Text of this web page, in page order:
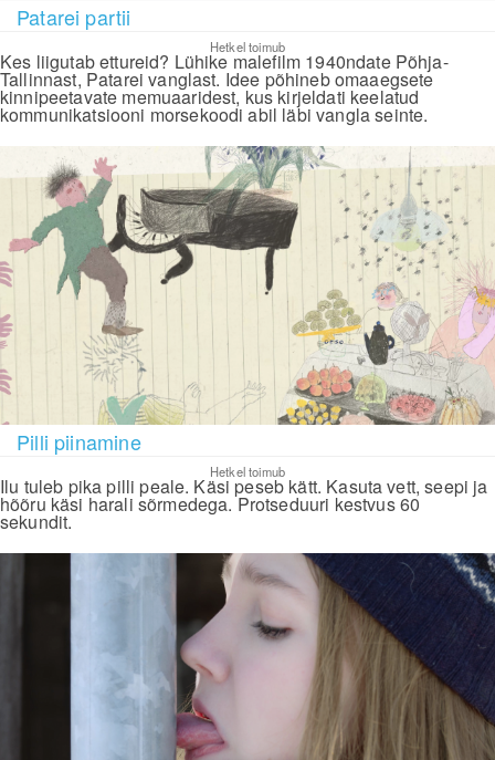
Patarei partii
Hetkel toimub
Kes liigutab ettureid? Lühike malefilm 1940ndate Põhja-
Tallinnast, Patarei vanglast. Idee põhineb omaaegsete
kinnipeetavate memuaaridest, kus kirjeldati keelatud
kommunikatsiooni morsekoodi abil läbi vangla seinte.
Pilli piinamine
Hetkel toimub
Ilu tuleb pika pilli peale. Käsi peseb kätt. Kasuta vett, seepi ja
hõõru käsi harali sõrmedega. Protseduuri kestvus 60
sekundit.